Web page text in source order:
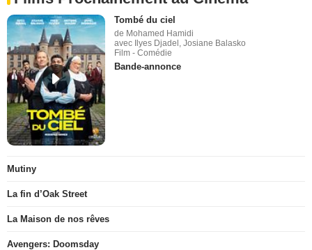
Tombé du ciel
de Mohamed Hamidi
avec Ilyes Djadel, Josiane Balasko
Film - Comédie
Bande-annonce
Mutiny
La fin d’Oak Street
La Maison de nos rêves
Avengers: Doomsday